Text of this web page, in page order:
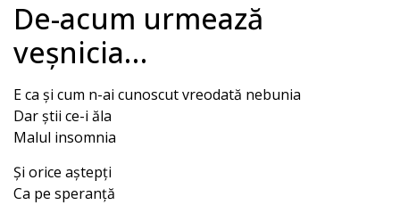
De-acum urmează
veșnicia…
E ca și cum n-ai cunoscut vreodată nebunia
Dar știi ce-i ăla
Malul insomnia
Și orice aștepți
Ca pe speranță